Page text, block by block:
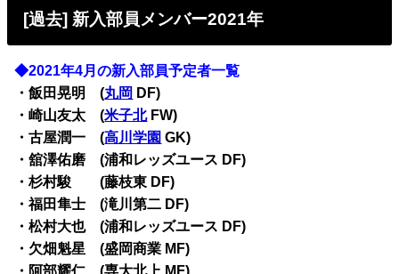
[過去] 新入部員メンバー2021年
◆2021年4月の新入部員予定者一覧
・飯田晃明 (丸岡 DF)
・崎山友太 (米子北FW)
・古屋潤一 (高川学園 GK)
・舘澤佑磨 (浦和レッズユース DF)
・杉村駿 (藤枝東 DF)
・福田隼士 (滝川第二 DF)
・松村大也 (浦和レッズユース DF)
・欠畑魁星 (盛岡商業 MF)